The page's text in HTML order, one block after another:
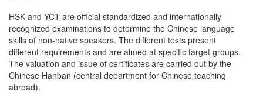
HSK and YCT are official standardized and internationally
recognized examinations to determine the Chinese language
skills of non-native speakers. The different tests present
different requirements and are aimed at specific target groups.
The valuation and issue of certificates are carried out by the
Chinese Hanban (central department for Chinese teaching
abroad).